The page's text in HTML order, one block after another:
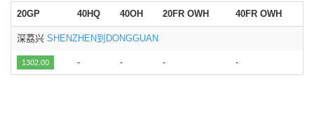
20GP 40HQ 40OH 20FR OWH 40FR OWH
深荔兴 SHENZHEN到DONGGUAN
1302.00 - - - -